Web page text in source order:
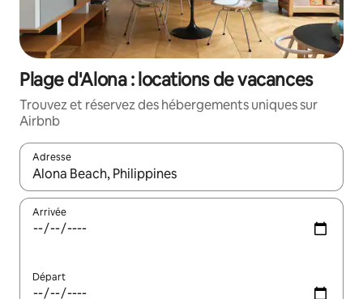
Plage d'Alona : locations de vacances
Trouvez et réservez des hébergements uniques sur
Airbnb
Adresse
Lorsque les résultats s'affichent, utilisez les flèches vers le
Arrivée
Départ